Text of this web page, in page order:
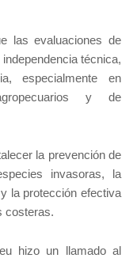
las evaluaciones de
técnica,
especialmente en
y de
la prevención de
invasoras, la
la protección efectiva
costeras.
hizo un llamado al